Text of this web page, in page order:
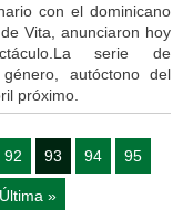
con el dominicano
Vita, anunciaron hoy
serie de
autóctono del
próximo.
92 93 94 95
Última »